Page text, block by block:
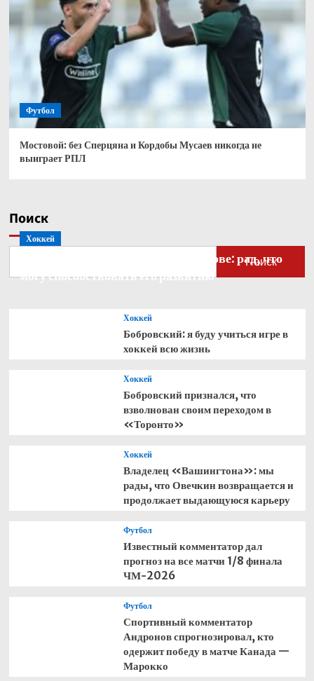
Футбол
Мостовой: без Сперцяна и Кордобы Мусаев никогда не
выиграет РПЛ
Поиск
Поиск
Хоккей
Бобровский — о голкипере Ахтямове: рад, что
могу способствовать его развитию
Хоккей
Бобровский: я буду учиться игре в
хоккей всю жизнь
Хоккей
Бобровский признался, что
взволнован своим переходом в
«Торонто»
Хоккей
Владелец «Вашингтона»: мы
рады, что Овечкин возвращается и
продолжает выдающуюся карьеру
Футбол
Известный комментатор дал
прогноз на все матчи 1/8 финала
ЧМ-2026
Футбол
Спортивный комментатор
Андронов спрогнозировал, кто
одержит победу в матче Канада —
Марокко